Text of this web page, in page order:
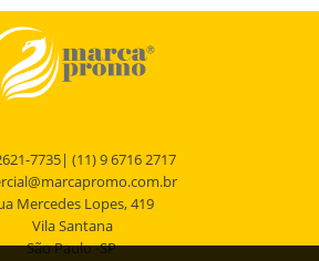
7735| (11) 9 6716 2717
Mercedes Lopes, 419
Vila Santana
São Paulo -SP